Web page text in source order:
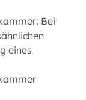
Bei
eines